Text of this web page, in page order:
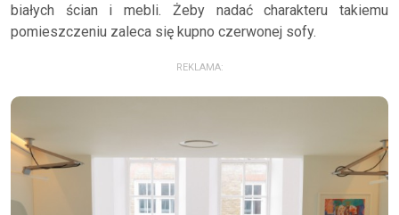
białych ścian i mebli. Żeby nadać charakteru takiemu
pomieszczeniu zaleca się kupno czerwonej sofy.
REKLAMA: